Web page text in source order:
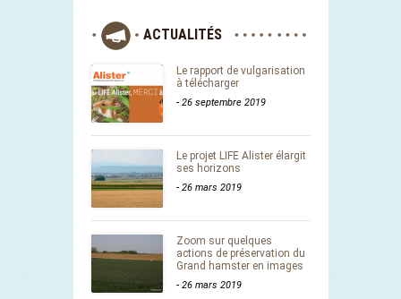
ACTUALITÉS
Le rapport de vulgarisation
à télécharger
- 26 septembre 2019
Le projet LIFE Alister élargit
ses horizons
- 26 mars 2019
Zoom sur quelques
actions de préservation du
Grand hamster en images
- 26 mars 2019